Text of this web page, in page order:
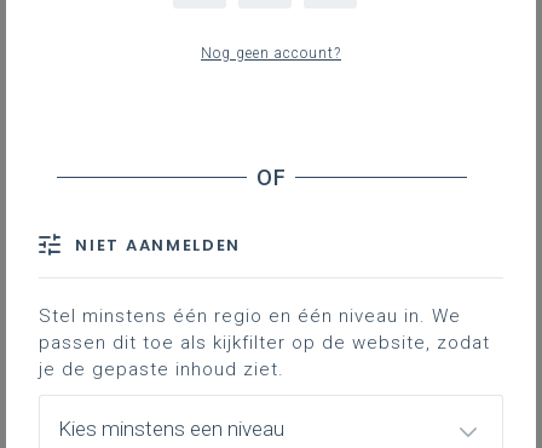
spijbelen is belangrijk omdat het de
aanpak door de school zal bepalen.
Spijbelen kan gezien worden als:
louter een gebrek aan motivatie,
waardoor de reactie eerder
Nog geen account?
NIET AANMELDEN
Stel minstens één regio en één niveau in. We
passen dit toe als kijkfilter op de website, zodat
je de gepaste inhoud ziet.
Kies minstens een niveau